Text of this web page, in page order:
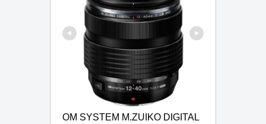
OM SYSTEM M.ZUIKO DIGITAL